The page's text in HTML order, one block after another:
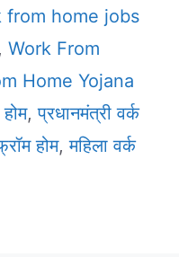
from home jobs
, Work From
Home Yojana
,प्रधानमंत्री वर्क
होम,महिला वर्क